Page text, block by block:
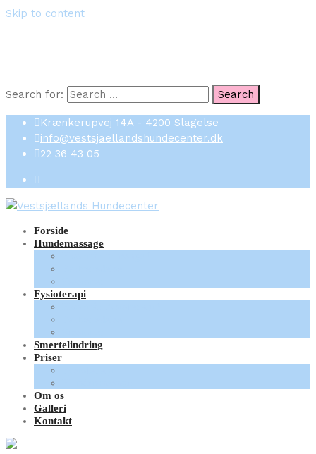
Skip to content
Search for: Search
Krænkerupvej 14A - 4200 Slagelse
info@vestsjaellandshundecenter.dk
22 36 43 05
Forside
Hundemassage
Fysioterapi
Smertelindring
Priser
Om os
Galleri
Kontakt